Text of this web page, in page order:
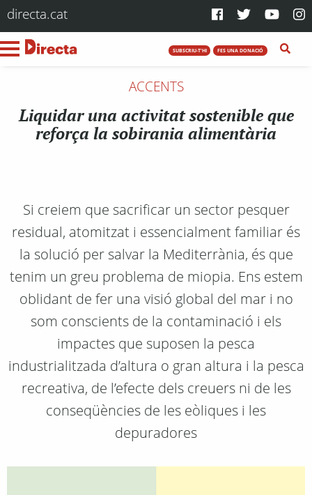
directa.cat
SUBSCRIU-T'HI FES UNA DONACIÓ
ACCENTS
Liquidar una activitat sostenible que
reforça la sobirania alimentària
Si creiem que sacrificar un sector pesquer
residual, atomitzat i essencialment familiar és
la solució per salvar la Mediterrània, és que
tenim un greu problema de miopia. Ens estem
oblidant de fer una visió global del mar i no
som conscients de la contaminació i els
impactes que suposen la pesca
industrialitzada d’altura o gran altura i la pesca
recreativa, de l’efecte dels creuers ni de les
conseqüències de les eòliques i les
depuradores